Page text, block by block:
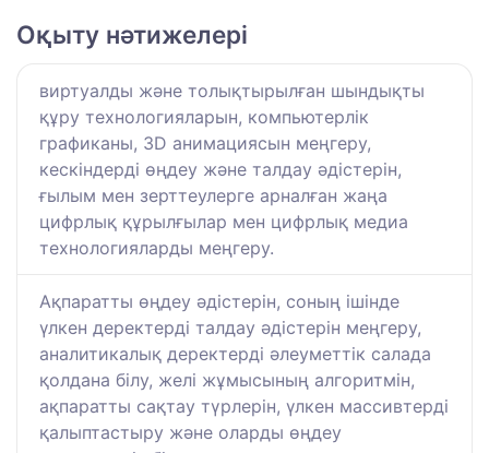
Оқыту нәтижелері
виртуалды және толықтырылған шындықты
құру технологияларын, компьютерлік
графиканы, 3D анимациясын меңгеру,
кескіндерді өңдеу және талдау әдістерін,
ғылым мен зерттеулерге арналған жаңа
цифрлық құрылғылар мен цифрлық медиа
технологияларды меңгеру.
Ақпаратты өңдеу әдістерін, соның ішінде
үлкен деректерді талдау әдістерін меңгеру,
аналитикалық деректерді әлеуметтік салада
қолдана білу, желі жұмысының алгоритмін,
ақпаратты сақтау түрлерін, үлкен массивтерді
қалыптастыру және оларды өңдеу